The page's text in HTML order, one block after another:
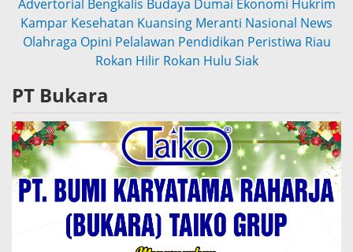
Advertorial Bengkalis Budaya Dumai Ekonomi Hukrim
Kampar Kesehatan Kuansing Meranti Nasional News
Olahraga Opini Pelalawan Pendidikan Peristiwa Riau
Rokan Hilir Rokan Hulu Siak
PT Bukara